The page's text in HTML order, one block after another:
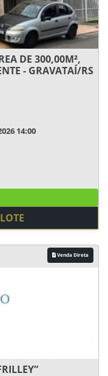
DE 300,00M²,
- GRAVATAÍ/RS
14:00
Venda Direta